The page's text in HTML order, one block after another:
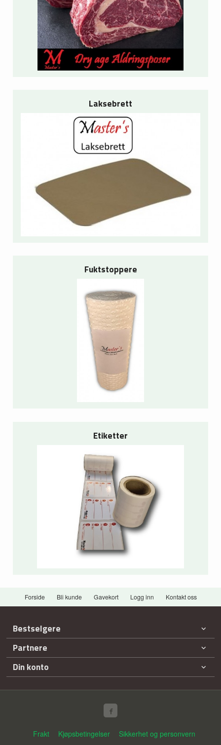
Laksebrett
Fuktstoppere
Etiketter
Forside Bli kunde Gavekort Logg inn Kontakt oss
Bestselgere
Partnere
Din konto
Frakt Kjøpsbetingelser Sikkerhet og personvern